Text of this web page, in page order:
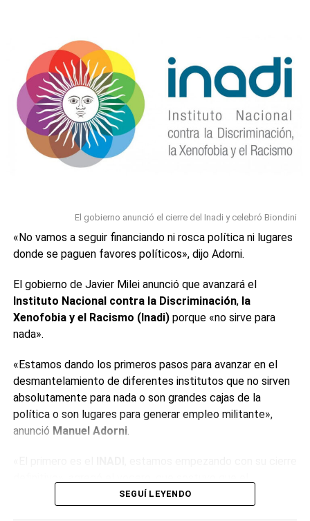
mirando los números todo el tiempo».A su vez, Luis
Caputo había confirmado que utilizaba los datos de bot de
Jumbo en un reportaje con Jonatan Viale en TN el pasado.
«El Jumbo BOT dice que la inflación de precios en abril dio
negativo», había dicho entusiasmado.
0 0
El gobierno anunció el cierre del Inadi y celebró Biondini
«No vamos a seguir financiando ni rosca política ni lugares
donde se paguen favores políticos», dijo Adorni.
El gobierno de Javier Milei anunció que avanzará el
Instituto Nacional contra la Discriminación, la
Xenofobia y el Racismo (Inadi)porque «no sirve para
nada».
«Estamos dando los primeros pasos para avanzar en el
desmantelamiento de diferentes institutos que no sirven
absolutamente para nada o son grandes cajas de la
política o son lugares para generar empleo militante»,
anunció Manuel Adorni.
organismo «tiene alrededor de 400 empleados y decenas
SEGUÍ LEYENDO